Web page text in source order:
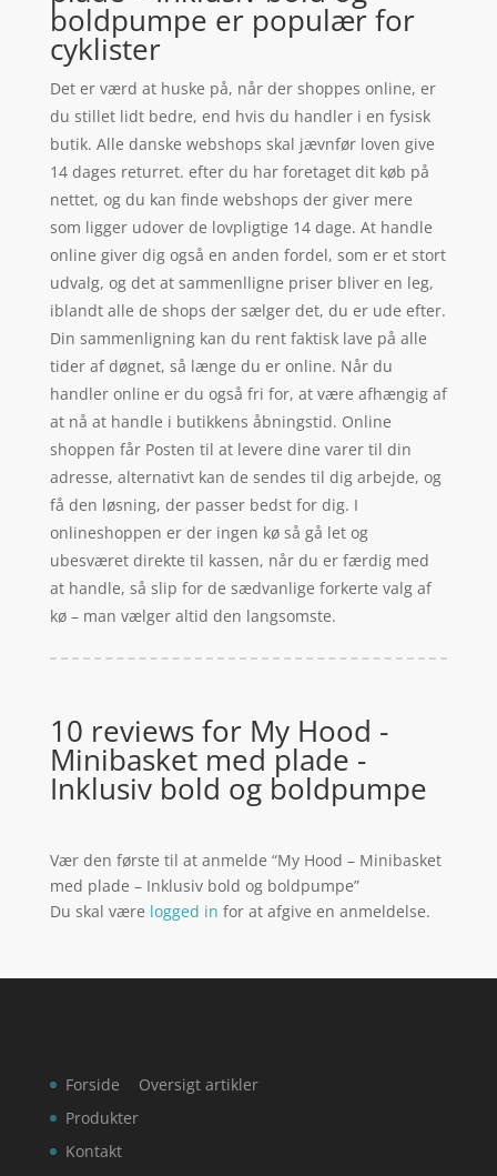
boldpumpe er populær for
cyklister
Det er værd at huske på, når der shoppes online, er
du stillet lidt bedre, end hvis du handler i en fysisk
butik. Alle danske webshops skal jævnfør loven give
14 dages returret. efter du har foretaget dit køb på
nettet, og du kan finde webshops der giver mere
som ligger udover de lovpligtige 14 dage. At handle
online giver dig også en anden fordel, som er et stort
udvalg, og det at sammenlligne priser bliver en leg,
iblandt alle de shops der sælger det, du er ude efter.
Din sammenligning kan du rent faktisk lave på alle
tider af døgnet, så længe du er online. Når du
handler online er du også fri for, at være afhængig af
at nå at handle i butikkens åbningstid. Online
shoppen får Posten til at levere dine varer til din
adresse, alternativt kan de sendes til dig arbejde, og
få den løsning, der passer bedst for dig. I
onlineshoppen er der ingen kø så gå let og
ubesværet direkte til kassen, når du er færdig med
at handle, så slip for de sædvanlige forkerte valg af
kø – man vælger altid den langsomste.
10 reviews for My Hood -
Minibasket med plade -
Inklusiv bold og boldpumpe
Vær den første til at anmelde “My Hood – Minibasket
med plade – Inklusiv bold og boldpumpe”
Du skal være logged in for at afgive en anmeldelse.
Forside
Produkter
Kontakt
Oversigt artikler